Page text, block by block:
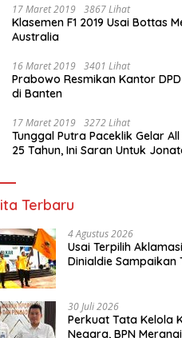
17 Maret 2019 3867 Lihat
Klasemen F1 2019 Usai Bottas
Australia
16 Maret 2019 3401 Lihat
Prabowo Resmikan Kantor
di Banten
17 Maret 2019 3272 Lihat
Tunggal Putra Paceklik Gelar
25 Tahun, Ini Saran Untuk
Terbaru
4 Agustus 2026
Usai Terpilih
Dinialdie Sampaikan
30 Juli 2026
Perkuat Tata Kelola
Negara, BPN